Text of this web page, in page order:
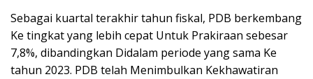
Sebagai kuartal terakhir tahun fiskal, PDB berkembang
Ke tingkat yang lebih cepat Untuk Prakiraan sebesar
7,8%, dibandingkan Didalam periode yang sama Ke
tahun 2023. PDB telah Menimbulkan Kekhawatiran